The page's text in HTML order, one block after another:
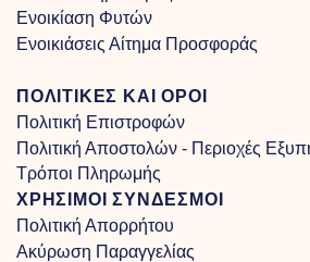
Ενοικίαση Φυτών
Ενοικιάσεις Αίτημα Προσφοράς
ΠΟΛΙΤΙΚΕΣ ΚΑΙ ΟΡΟΙ
Πολιτική Επιστροφών
Πολιτική Αποστολών - Περιοχές
Τρόποι Πληρωμής
ΧΡΗΣΙΜΟΙ ΣΥΝΔΕΣΜΟΙ
Πολιτική Απορρήτου
Ακύρωση Παραγγελίας